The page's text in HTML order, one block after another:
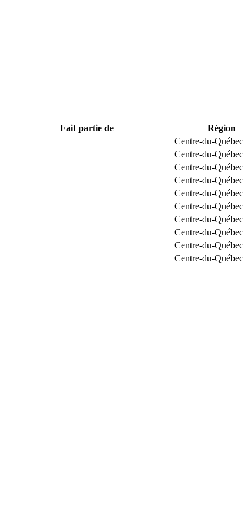
Fait partie de Région
Centre-du-Québec
Centre-du-Québec
Centre-du-Québec
Centre-du-Québec
Centre-du-Québec
Centre-du-Québec
Centre-du-Québec
Centre-du-Québec
Centre-du-Québec
Centre-du-Québec